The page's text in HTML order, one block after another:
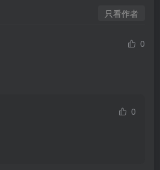
只看作者
0
0